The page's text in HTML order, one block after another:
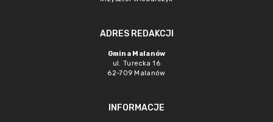
ADRES REDAKCJI
Gmina Malanów
ul. Turecka 16
62-709 Malanów
INFORMACJE